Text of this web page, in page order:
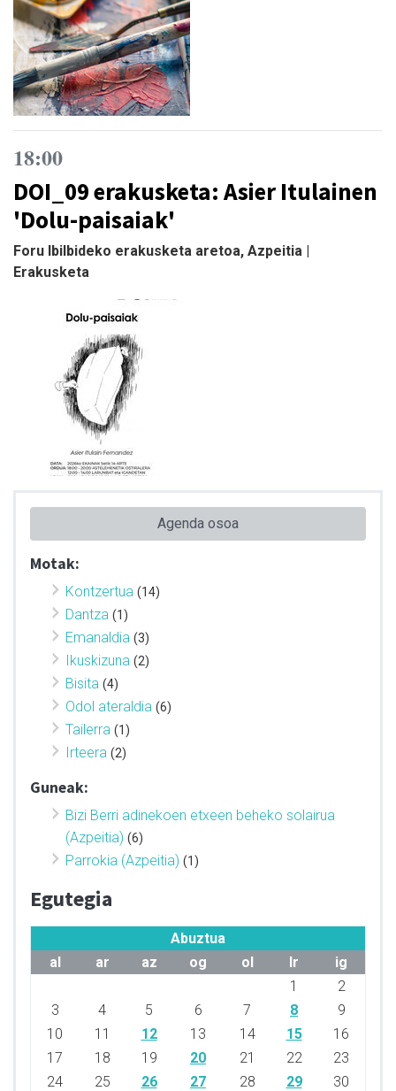
18:00
DOI_09 erakusketa: Asier Itulainen
'Dolu-paisaiak'
Foru Ibilbideko erakusketa aretoa, Azpeitia |
Erakusketa
Agenda osoa
Motak:
Kontzertua (14)
Dantza (1)
Emanaldia (3)
Ikuskizuna (2)
Bisita (4)
Odol ateraldia (6)
Tailerra (1)
Irteera (2)
Guneak:
Bizi Berri adinekoen etxeen beheko solairua
(Azpeitia) (6)
Parrokia (Azpeitia) (1)
Egutegia
Abuztua
al
ar az og ol lr
ig
1
2
3
4 5 6 7 8
9
10
11 12 13 14 15
16
17
18 19 20 21 22
23
24
25 26 27 28 29
30